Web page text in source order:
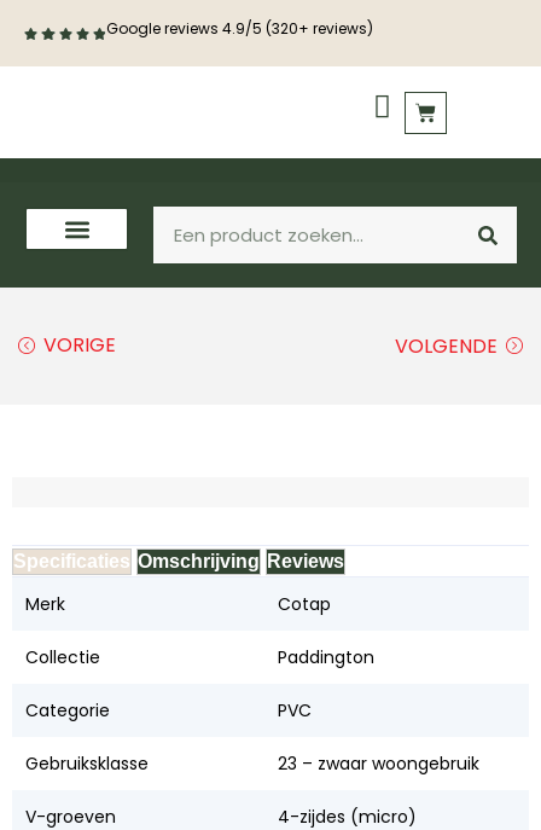
Google reviews 4.9/5 (320+ reviews)
VORIGE VOLGENDE
Specificaties Omschrijving Reviews
Merk Cotap
Collectie Paddington
Categorie PVC
Gebruiksklasse 23 – zwaar woongebruik
V-groeven 4-zijdes (micro)